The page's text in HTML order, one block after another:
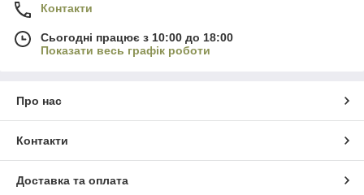
Контакти
Сьогодні працює з 10:00 до 18:00
Показати весь графік роботи
Про нас
Контакти
Доставка та оплата